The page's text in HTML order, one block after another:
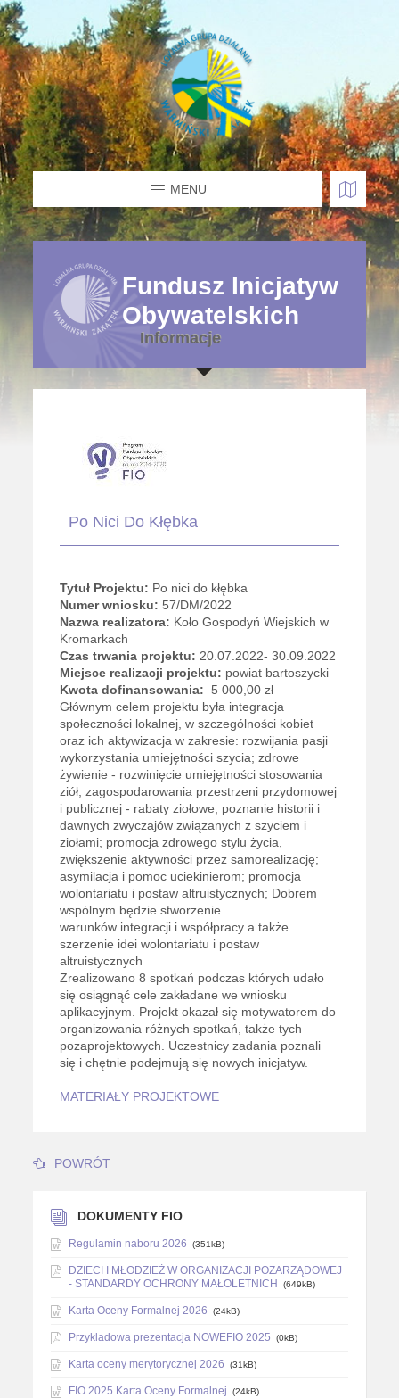
MENU
Fundusz Inicjatyw
Obywatelskich
Informacje
Po Nici Do Kłębka
Tytuł Projektu: Po nici do kłębka
Numer wniosku: 57/DM/2022
Nazwa realizatora: Koło Gospodyń Wiejskich w
Kromarkach
Czas trwania projektu: 20.07.2022- 30.09.2022
Miejsce realizacji projektu: powiat bartoszycki
Kwota dofinansowania: 5 000,00 zł
Głównym celem projektu była integracja
społeczności lokalnej, w szczególności kobiet
oraz ich aktywizacja w zakresie: rozwijania pasji
wykorzystania umiejętności szycia; zdrowe
żywienie - rozwinięcie umiejętności stosowania
ziół; zagospodarowania przestrzeni przydomowej
i publicznej - rabaty ziołowe; poznanie historii i
dawnych zwyczajów związanych z szyciem i
ziołami; promocja zdrowego stylu życia,
zwiększenie aktywności przez samorealizację;
asymilacja i pomoc uciekinierom; promocja
wolontariatu i postaw altruistycznych; Dobrem
wspólnym będzie stworzenie
warunków integracji i współpracy a także
szerzenie idei wolontariatu i postaw
altruistycznych
Zrealizowano 8 spotkań podczas których udało
się osiągnąć cele zakładane we wniosku
aplikacyjnym. Projekt okazał się motywatorem do
organizowania różnych spotkań, także tych
pozaprojektowych. Uczestnicy zadania poznali
się i chętnie podejmują się nowych inicjatyw.
MATERIAŁY PROJEKTOWE
POWRÓT
DOKUMENTY FIO
Regulamin naboru 2026 (351kB)
DZIECI I MŁODZIEŻ W ORGANIZACJI POZARZĄDOWEJ
- STANDARDY OCHRONY MAŁOLETNICH
(649kB)
Karta Oceny Formalnej 2026 (24kB)
Przykladowa prezentacja NOWEFIO 2025 (0kB)
Karta oceny merytorycznej 2026 (31kB)
FIO 2025 Karta Oceny Formalnej (24kB)